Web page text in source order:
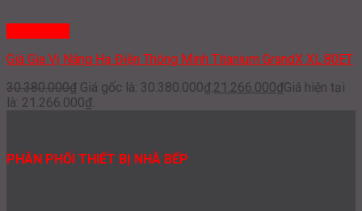
Giá Gia Vị Nâng Hạ Điện Thông Minh Titanium GrandX XL.80ET
30.380.000₫ Giá gốc là: 30.380.000₫.21.266.000₫Giá hiện tại
là: 21.266.000₫.
PHÂN PHỐI THIẾT BỊ NHÀ BẾP